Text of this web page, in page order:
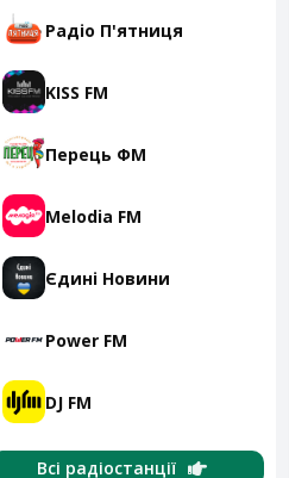
Радіо П'ятниця
KISS FM
Перець ФМ
Melodia FM
Єдині Новини
Power FM
DJ FM
Всі радіостанції